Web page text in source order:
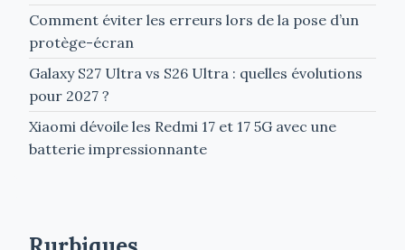
Comment éviter les erreurs lors de la pose d’un
protège-écran
Galaxy S27 Ultra vs S26 Ultra : quelles évolutions
pour 2027 ?
Xiaomi dévoile les Redmi 17 et 17 5G avec une
batterie impressionnante